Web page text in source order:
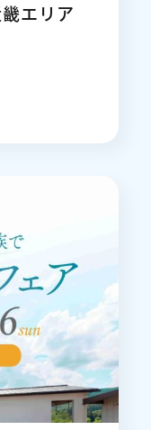
畿エリア